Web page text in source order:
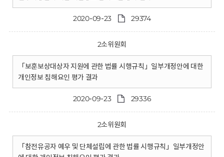
2020-09-23 29374
2소위원회
「보훈보상대상자 지원에 관한 법률 시행규칙」일부개정안에 대한
개인정보 침해요인 평가 결과
2020-09-23 29336
2소위원회
「참전유공자 예우 및 단체설립에 관한 법률 시행규칙」일부개정안